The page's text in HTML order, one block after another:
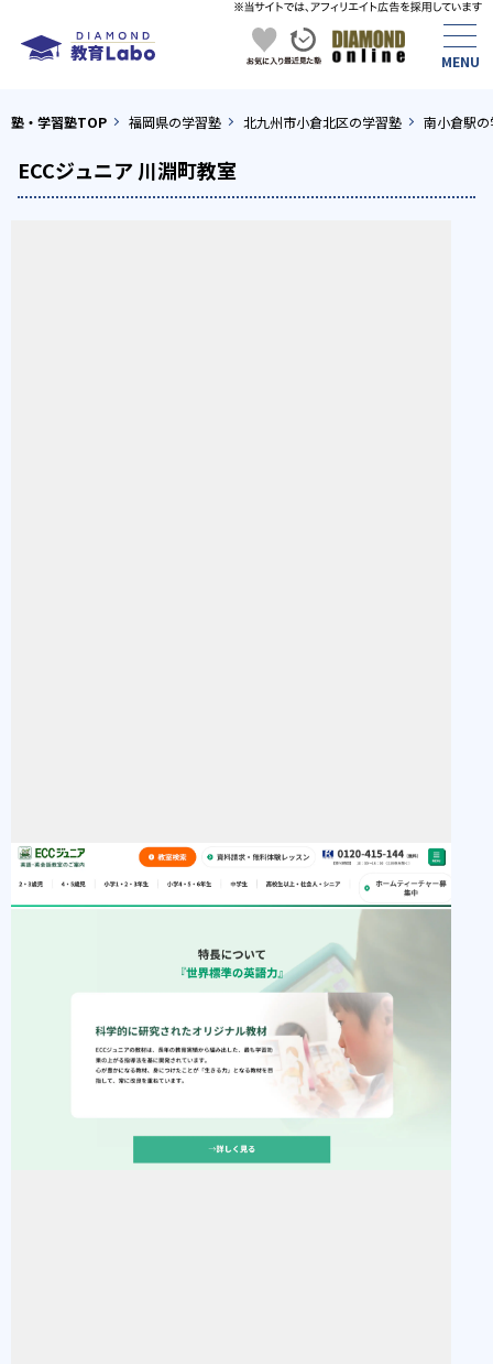
塾・学習塾TOP 福岡県の学習塾 北九州市小倉北区の学習塾 南小倉駅
ECCジュニア 川淵町教室